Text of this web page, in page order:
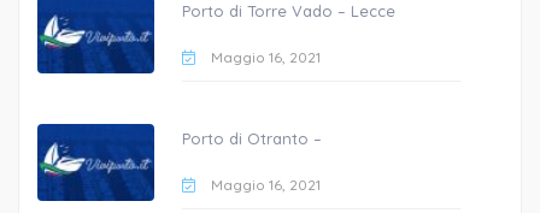
Porto di Torre Vado – Lecce
Maggio 16, 2021
Porto di Otranto –
Maggio 16, 2021